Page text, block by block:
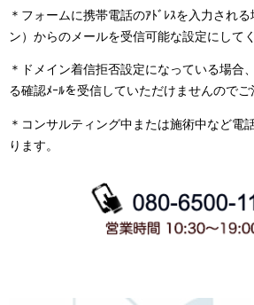
＊フォームに携帯電話のｱﾄﾞﾚｽを入力され
ン）からの メールを受信可能な設定にして
＊ドメイン着信拒否設定になっている場合
る確認ﾒｰﾙを受信していただけませんのでご
＊コンサルティング中または施術中など電
ります。